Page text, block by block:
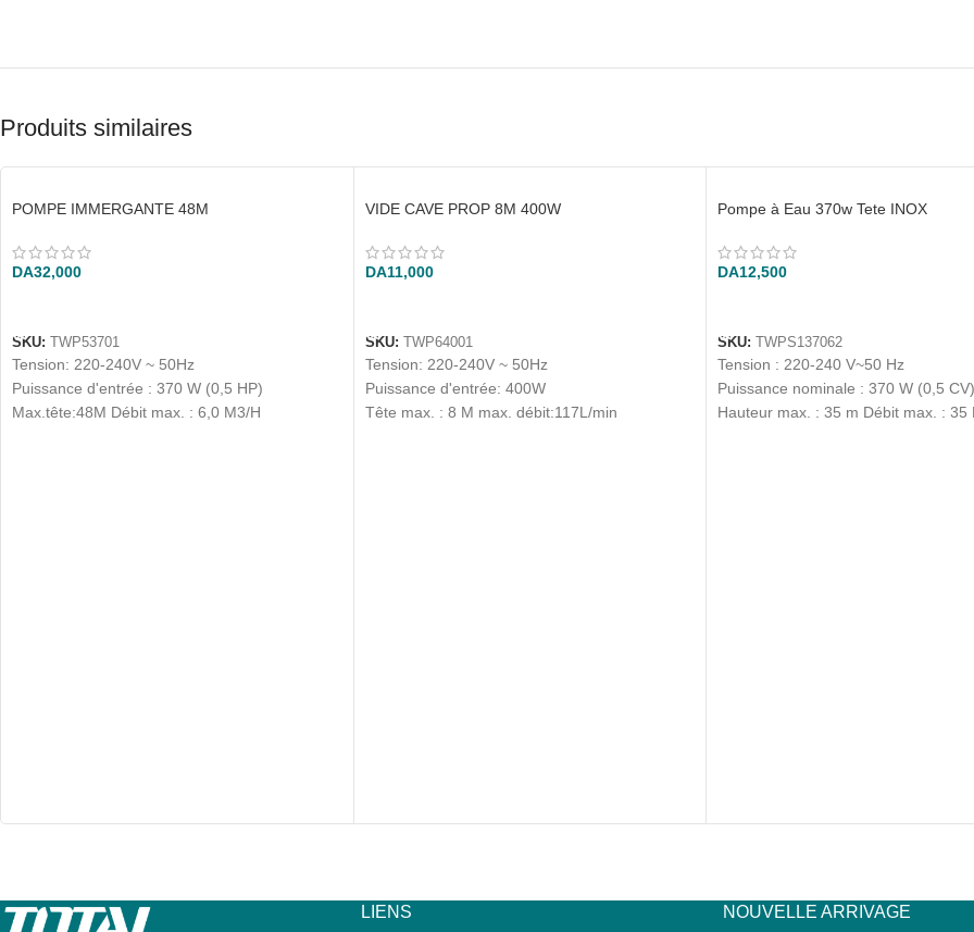
Produits similaires
POMPE IMMERGANTE 48M
DA32,000
SKU: TWP53701
Tension: 220-240V ~ 50Hz
Puissance d'entrée : 370 W (0,5 HP)
Max.tête:48M Débit max. : 6,0 M3/H
VIDE CAVE PROP 8M 400W
DA11,000
SKU: TWP64001
Tension: 220-240V ~ 50Hz
Puissance d'entrée: 400W
Tête max. : 8 M max. débit:117L/min
Pompe à Eau 370w Tete INOX
DA12,500
SKU: TWPS137062
Tension : 220-240 V~50 Hz
Puissance nominale : 370 W (0,5 CV)
Hauteur max. : 35 m Débit max. : 35
LIENS NOUVELLE ARRIVAGE